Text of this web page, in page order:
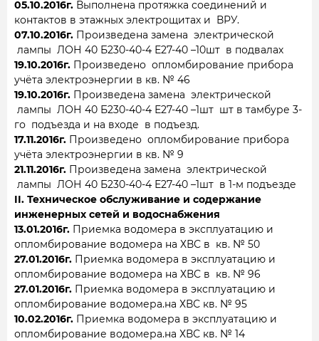
05.10.2016г. Выполнена протяжка соединений и
контактов в этажных электрощитах и ВРУ.
07.10.2016г. Произведена замена электрической
лампы ЛОН 40 Б230-40-4 Е27-40 –10шт в подвалах
19.10.2016г. Произведено опломбирование прибора
учёта электроэнергии в кв. № 46
19.10.2016г. Произведена замена электрической
лампы ЛОН 40 Б230-40-4 Е27-40 –1шт шт в тамбуре 3-
го подъезда и на входе в подъезд.
17.11.2016г. Произведено опломбирование прибора
учёта электроэнергии в кв. № 9
21.11.2016г. Произведена замена электрической
лампы ЛОН 40 Б230-40-4 Е27-40 –1шт в 1-м подъезде
II. Техническое обслуживание и содержание
инженерных сетей и водоснабжения
13.01.2016г. Приемка водомера в эксплуатацию и
опломбирование водомера на ХВС в кв. № 50
27.01.2016г. Приемка водомера в эксплуатацию и
опломбирование водомера на ХВС в кв. № 96
27.01.2016г. Приемка водомера в эксплуатацию и
опломбирование водомера.на ХВС кв. № 95
10.02.2016г. Приемка водомера в эксплуатацию и
опломбирование водомера.на ХВС кв. № 14